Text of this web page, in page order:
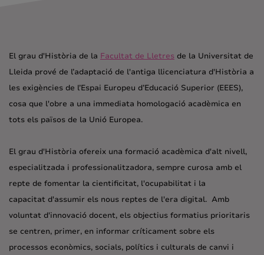
El grau d'Història de la Facultat de Lletres de la Universitat de
Lleida prové de l’adaptació de l'antiga llicenciatura d'Història a
les exigències de l’Espai Europeu d’Educació Superior (EEES),
cosa que l'obre a una immediata homologació acadèmica en
tots els països de la Unió Europea.
El grau d'Història ofereix una formació acadèmica d'alt nivell,
especialitzada i professionalitzadora, sempre curosa amb el
repte de fomentar la cientificitat, l'ocupabilitat i la
capacitat d'assumir els nous reptes de l'era digital. Amb
voluntat d'innovació docent, els objectius formatius prioritaris
se centren, primer, en informar críticament sobre els
processos econòmics, socials, polítics i culturals de canvi i